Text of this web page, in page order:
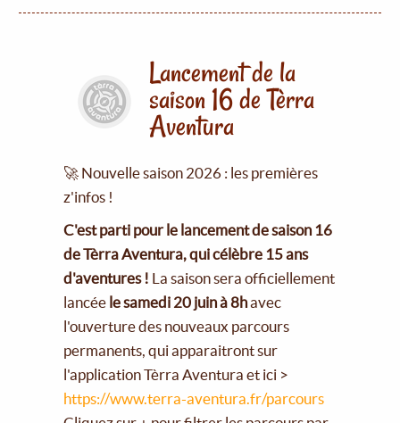
Lancement de la
saison 16 de Tèrra
Aventura
🚀 Nouvelle saison 2026 : les premières
z'infos !
C'est parti pour le lancement de saison 16
de Tèrra Aventura, qui célèbre 15 ans
d'aventures ! La saison sera officiellement
lancée le samedi 20 juin à 8havec
l'ouverture des nouveaux parcours
permanents, qui apparaitront sur
l'application Tèrra Aventura et ici >
https://www.terra-aventura.fr/parcours